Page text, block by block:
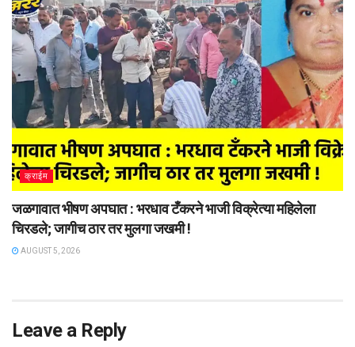
क्राईम
जळगावात भीषण अपघात : भरधाव टँकरने भाजी विक्रेत्या महिलेला
चिरडले; जागीच ठार तर मुलगा जखमी !
AUGUST 5, 2026
Leave a Reply